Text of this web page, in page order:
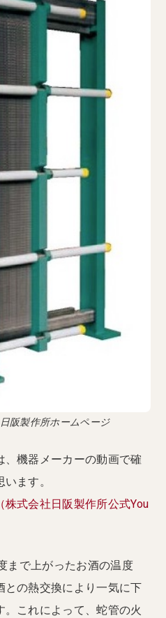
阪製作所ホームページ
機器メーカーの動画で確
ます。
式会社日阪製作所公式You
まで上がったお酒の温度
との熱交換により一気に下
これによって、蛇管の火